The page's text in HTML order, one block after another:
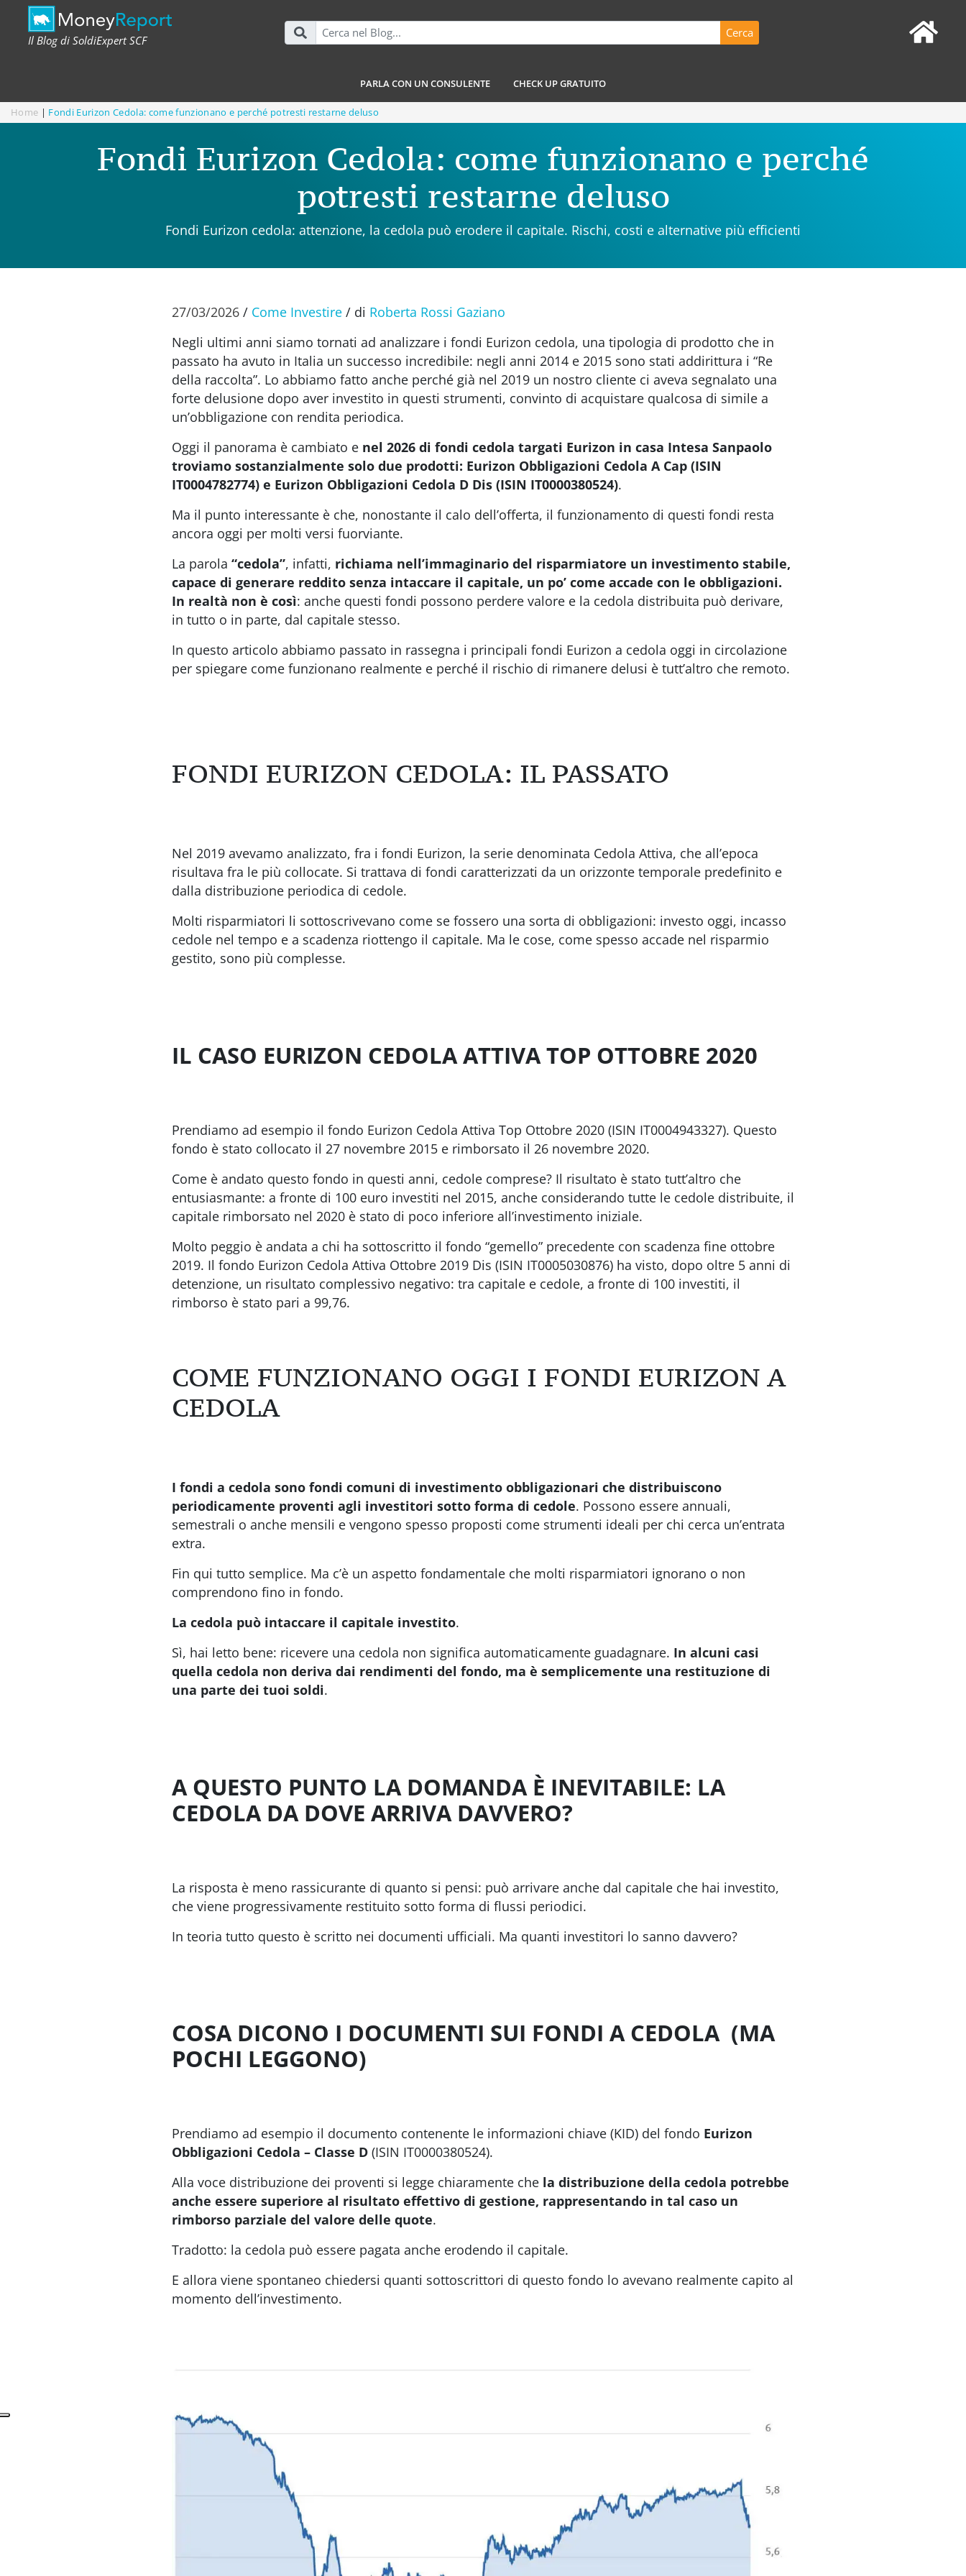
Il Blog di SoldiExpert SCF
PARLA CON UN CONSULENTE CHECK UP GRATUITO
Home | Fondi Eurizon Cedola: come funzionano e perché potresti restarne deluso
Fondi Eurizon Cedola: come funzionano e perché
potresti restarne deluso
Fondi Eurizon cedola: attenzione, la cedola può erodere il capitale. Rischi, costi e alternative più efficienti
27/03/2026 / Come Investire / di Roberta Rossi Gaziano
Negli ultimi anni siamo tornati ad analizzare i fondi Eurizon cedola, una tipologia di prodotto che in
passato ha avuto in Italia un successo incredibile: negli anni 2014 e 2015 sono stati addirittura i “Re
della raccolta”. Lo abbiamo fatto anche perché già nel 2019 un nostro cliente ci aveva segnalato una
forte delusione dopo aver investito in questi strumenti, convinto di acquistare qualcosa di simile a
un’obbligazione con rendita periodica.
Oggi il panorama è cambiato e nel 2026 di fondi cedola targati Eurizon in casa Intesa Sanpaolo
troviamo sostanzialmente solo due prodotti: Eurizon Obbligazioni Cedola A Cap (ISIN
IT0004782774) e Eurizon Obbligazioni Cedola D Dis (ISIN IT0000380524).
Ma il punto interessante è che, nonostante il calo dell’offerta, il funzionamento di questi fondi resta
ancora oggi per molti versi fuorviante.
La parola “cedola”, infatti, richiama nell’immaginario del risparmiatore un investimento stabile,
capace di generare reddito senza intaccare il capitale, un po’ come accade con le obbligazioni.
In realtà non è così: anche questi fondi possono perdere valore e la cedola distribuita può derivare,
in tutto o in parte, dal capitale stesso.
In questo articolo abbiamo passato in rassegna i principali fondi Eurizon a cedola oggi in circolazione
per spiegare come funzionano realmente e perché il rischio di rimanere delusi è tutt’altro che remoto.
FONDI EURIZON CEDOLA: IL PASSATO
Nel 2019 avevamo analizzato, fra i fondi Eurizon, la serie denominata Cedola Attiva, che all’epoca
risultava fra le più collocate. Si trattava di fondi caratterizzati da un orizzonte temporale predefinito e
dalla distribuzione periodica di cedole.
Molti risparmiatori li sottoscrivevano come se fossero una sorta di obbligazioni: investo oggi, incasso
cedole nel tempo e a scadenza riottengo il capitale. Ma le cose, come spesso accade nel risparmio
gestito, sono più complesse.
IL CASO EURIZON CEDOLA ATTIVA TOP OTTOBRE 2020
Prendiamo ad esempio il fondo Eurizon Cedola Attiva Top Ottobre 2020 (ISIN IT0004943327). Questo
fondo è stato collocato il 27 novembre 2015 e rimborsato il 26 novembre 2020.
Come è andato questo fondo in questi anni, cedole comprese? Il risultato è stato tutt’altro che
entusiasmante: a fronte di 100 euro investiti nel 2015, anche considerando tutte le cedole distribuite, il
capitale rimborsato nel 2020 è stato di poco inferiore all’investimento iniziale.
Molto peggio è andata a chi ha sottoscritto il fondo “gemello” precedente con scadenza fine ottobre
2019. Il fondo Eurizon Cedola Attiva Ottobre 2019 Dis (ISIN IT0005030876) ha visto, dopo oltre 5 anni di
detenzione, un risultato complessivo negativo: tra capitale e cedole, a fronte di 100 investiti, il
rimborso è stato pari a 99,76.
COME FUNZIONANO OGGI I FONDI EURIZON A
CEDOLA
I fondi a cedola sono fondi comuni di investimento obbligazionari che distribuiscono
periodicamente proventi agli investitori sotto forma di cedole. Possono essere annuali,
semestrali o anche mensili e vengono spesso proposti come strumenti ideali per chi cerca un’entrata
extra.
Fin qui tutto semplice. Ma c’è un aspetto fondamentale che molti risparmiatori ignorano o non
comprendono fino in fondo.
La cedola può intaccare il capitale investito.
Sì, hai letto bene: ricevere una cedola non significa automaticamente guadagnare. In alcuni casi
quella cedola non deriva dai rendimenti del fondo, ma è semplicemente una restituzione di
una parte dei tuoi soldi.
A QUESTO PUNTO LA DOMANDA È INEVITABILE: LA
CEDOLA DA DOVE ARRIVA DAVVERO?
La risposta è meno rassicurante di quanto si pensi: può arrivare anche dal capitale che hai investito,
che viene progressivamente restituito sotto forma di flussi periodici.
In teoria tutto questo è scritto nei documenti ufficiali. Ma quanti investitori lo sanno davvero?
COSA DICONO I DOCUMENTI SUI FONDI A CEDOLA (MA
POCHI LEGGONO)
Prendiamo ad esempio il documento contenente le informazioni chiave (KID) del fondo Eurizon
Obbligazioni Cedola – Classe D (ISIN IT0000380524).
Alla voce distribuzione dei proventi si legge chiaramente che la distribuzione della cedola potrebbe
anche essere superiore al risultato effettivo di gestione, rappresentando in tal caso un
rimborso parziale del valore delle quote.
Tradotto: la cedola può essere pagata anche erodendo il capitale.
E allora viene spontaneo chiedersi quanti sottoscrittori di questo fondo lo avevano realmente capito al
momento dell’investimento.